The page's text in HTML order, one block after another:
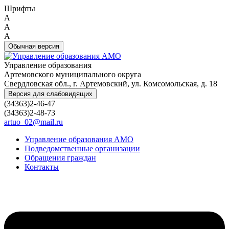
Шрифты
A
A
A
Обычная версия
Управление образования
Артемовского муниципального округа
Свердловская обл., г. Артемовский, ул. Комсомольская, д. 18
Версия для слабовидящих
(34363)2-46-47
(34363)2-48-73
artuo_02@mail.ru
Управление образования АМО
Подведомственные организации
Обращения граждан
Контакты